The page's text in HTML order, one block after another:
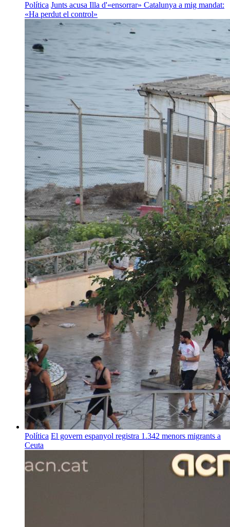
Política Junts acusa Illa d'«ensorrar» Catalunya a mig mandat:
«Ha perdut el control»
Política El govern espanyol registra 1.342 menors migrants a
Ceuta